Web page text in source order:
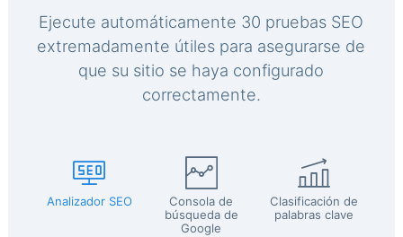
Ejecute automáticamente 30 pruebas SEO
extremadamente útiles para asegurarse de
que su sitio se haya configurado
correctamente.
Analizador SEO
Consola de
búsqueda de
Google
Clasificación de
palabras clave